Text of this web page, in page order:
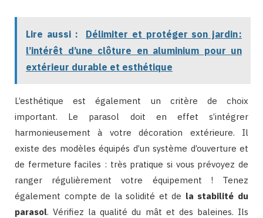
Lire aussi :
Délimiter et protéger son jardin :
l’intérêt d’une clôture en aluminium pour un
extérieur durable et esthétique
L’esthétique est également un critère de choix
important. Le parasol doit en effet s’intégrer
harmonieusement à votre décoration extérieure. Il
existe des modèles équipés d’un système d’ouverture et
de fermeture faciles : très pratique si vous prévoyez de
ranger régulièrement votre équipement ! Tenez
également compte de la solidité et de la stabilité du
parasol. Vérifiez la qualité du mât et des baleines. Ils